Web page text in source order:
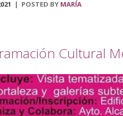
POSTED BY MARÍA
Cultural